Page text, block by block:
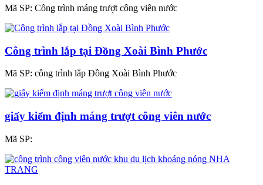
Mã SP: Công trình máng trượt công viên nước
Công trình lắp tại Đồng Xoài Bình Phước
Mã SP: công trình lắp Đồng Xoài Bình Phước
giấy kiểm định máng trượt công viên nước
Mã SP: